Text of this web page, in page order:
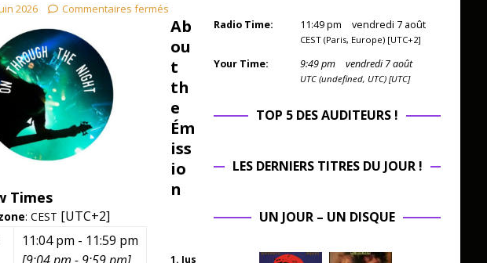
2026 Commentaires fermés
Times
: CEST [UTC+2]
11:04 pm - 11:59 pm
Ab
ou
t
th
e
Ém
iss
io
n
1. Just Like
Radio Time: 11:49pm vendredi 7 août
CEST (Paris, Europe) [UTC+2]
Your Time: 9:49pm vendredi 7 août
UTC (undefined, UTC) [UTC]
TOP 5 DES AUDITEURS !
LES DERNIERS TITRES DU JOUR !
UN JOUR – UN DISQUE